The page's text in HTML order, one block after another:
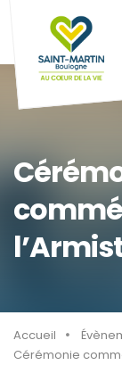
Accueil
Cérémonie